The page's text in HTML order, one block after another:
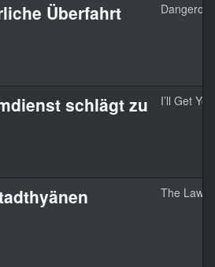
Überfahrt
schlägt zu I’ll Get
The